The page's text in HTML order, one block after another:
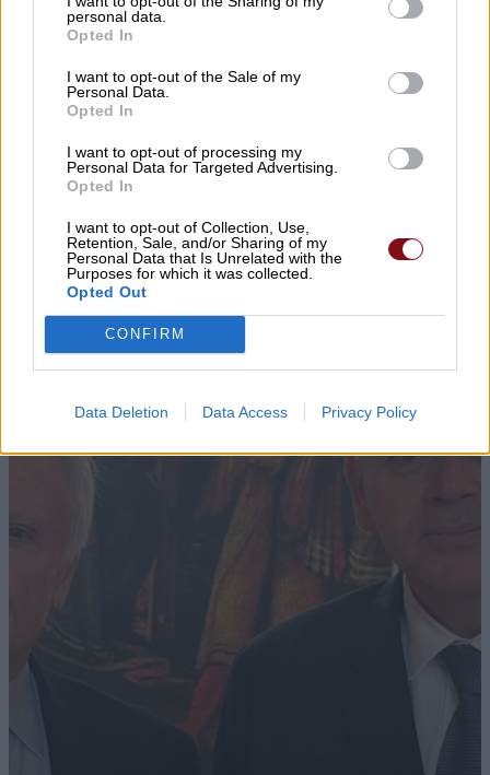
personal data.
Opted In
I want to opt-out of the Sale of my
Personal Data.
Opted In
I want to opt-out of processing my
Personal Data for Targeted Advertising.
Opted In
I want to opt-out of Collection, Use,
Retention, Sale, and/or Sharing of my
Personal Data that Is Unrelated with the
Purposes for which it was collected.
Opted Out
CONFIRM
Data Deletion Data Access Privacy Policy
▌ΤΕΛΕΥΤΑΙΑ ΝΕΑ